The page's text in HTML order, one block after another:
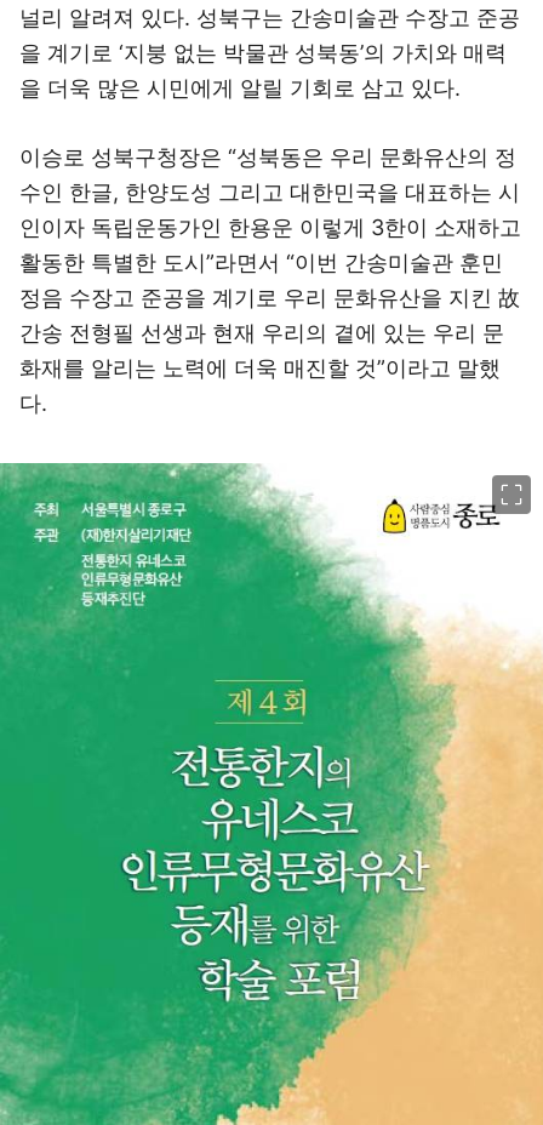
널리 알려져 있다. 성북구는 간송미술관 수장고 준공
을 계기로 ‘지붕 없는 박물관 성북동’의 가치와 매력
을 더욱 많은 시민에게 알릴 기회로 삼고 있다.
이승로 성북구청장은 “성북동은 우리 문화유산의 정
수인 한글, 한양도성 그리고 대한민국을 대표하는 시
인이자 독립운동가인 한용운 이렇게 3한이 소재하고
활동한 특별한 도시”라면서 “이번 간송미술관 훈민
정음 수장고 준공을 계기로 우리 문화유산을 지킨 故
간송 전형필 선생과 현재 우리의 곁에 있는 우리 문
화재를 알리는 노력에 더욱 매진할 것”이라고 말했
다.